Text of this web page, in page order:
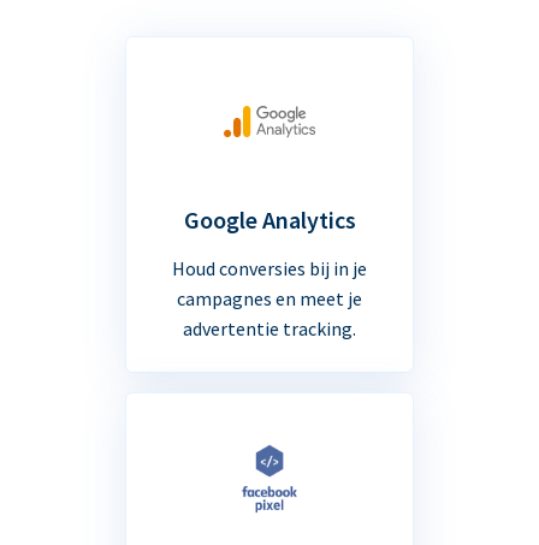
Google Analytics
Houd conversies bij in je
campagnes en meet je
advertentie tracking.